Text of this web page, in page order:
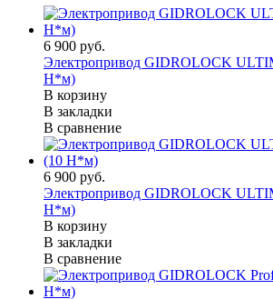
6 900 руб.
Электропривод GIDROLOCK
Н*м)
В корзину
В закладки
В сравнение
6 900 руб.
Электропривод GIDROLOCK
Н*м)
В корзину
В закладки
В сравнение